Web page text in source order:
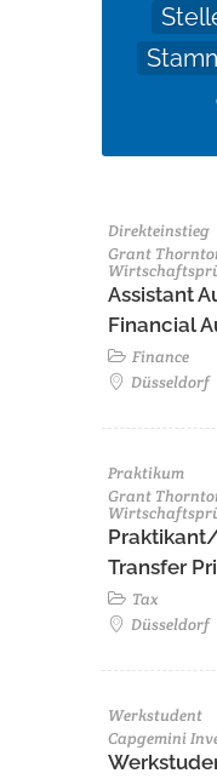
Direkteinstieg
Grant
Assistant
Financial
Finance
Düsseldorf
Praktikum
Grant
Transfer
Tax
Düsseldorf
Werkstudent
Capgemini